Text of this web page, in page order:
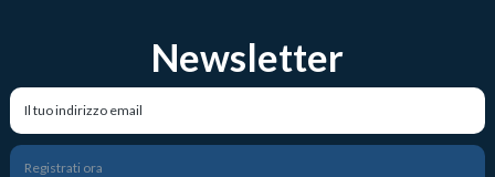
Newsletter
Registrati ora